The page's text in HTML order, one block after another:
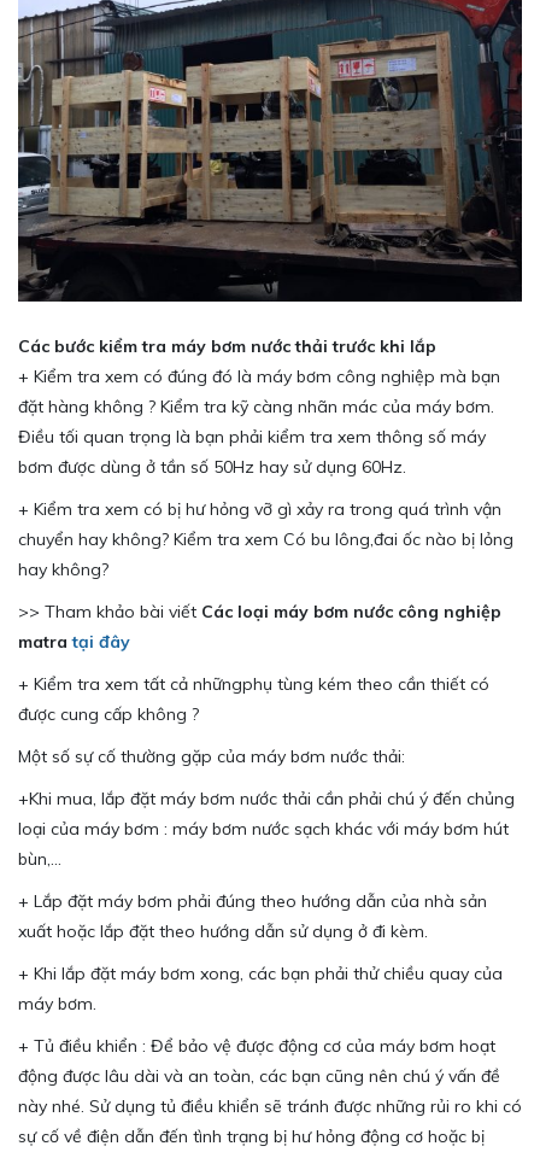
Các bước kiểm tra máy bơm nước thải trước khi lắp
+ Kiểm tra xem có đúng đó là máy bơm công nghiệp mà bạn
đặt hàng không ? Kiểm tra kỹ càng nhãn mác của máy bơm.
Điều tối quan trọng là bạn phải kiểm tra xem thông số máy
bơm được dùng ở tần số 50Hz hay sử dụng 60Hz.
+ Kiểm tra xem có bị hư hỏng vỡ gì xảy ra trong quá trình vận
chuyển hay không? Kiểm tra xem Có bu lông,đai ốc nào bị lỏng
hay không?
>> Tham khảo bài viết Các loại máy bơm nước công nghiệp
matra tại đây
+ Kiểm tra xem tất cả nhữngphụ tùng kém theo cần thiết có
được cung cấp không ?
Một số sự cố thường gặp của máy bơm nước thải:
+Khi mua, lắp đặt máy bơm nước thải cần phải chú ý đến chủng
loại của máy bơm : máy bơm nước sạch khác với máy bơm hút
bùn,…
+ Lắp đặt máy bơm phải đúng theo hướng dẫn của nhà sản
xuất hoặc lắp đặt theo hướng dẫn sử dụng ở đi kèm.
+ Khi lắp đặt máy bơm xong, các bạn phải thử chiều quay của
máy bơm.
+ Tủ điều khiển : Để bảo vệ được động cơ của máy bơm hoạt
động được lâu dài và an toàn, các bạn cũng nên chú ý vấn đề
này nhé. Sử dụng tủ điều khiển sẽ tránh được những rủi ro khi có
sự cố về điện dẫn đến tình trạng bị hư hỏng động cơ hoặc bị